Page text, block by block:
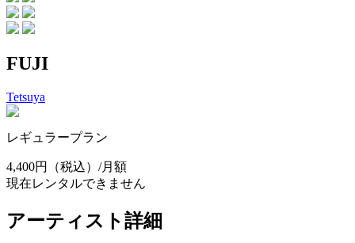
FUJI
Tetsuya
レギュラープラン
4,400円
（税込）/月額
現在レンタルできません
アーティスト詳細